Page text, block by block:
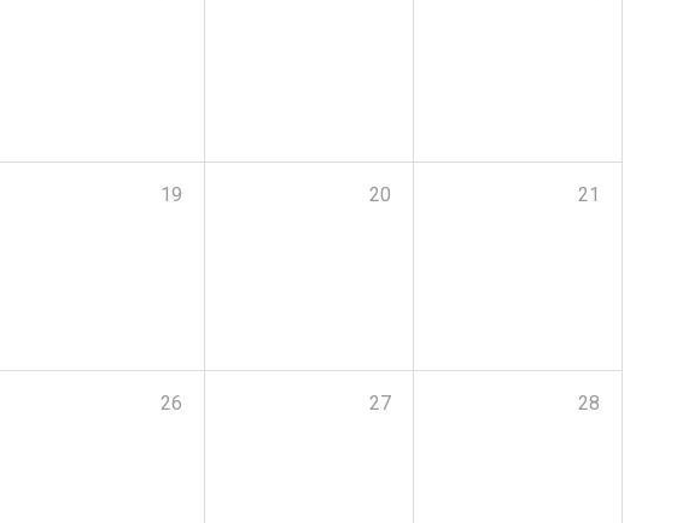
19 20 21
26 27 28